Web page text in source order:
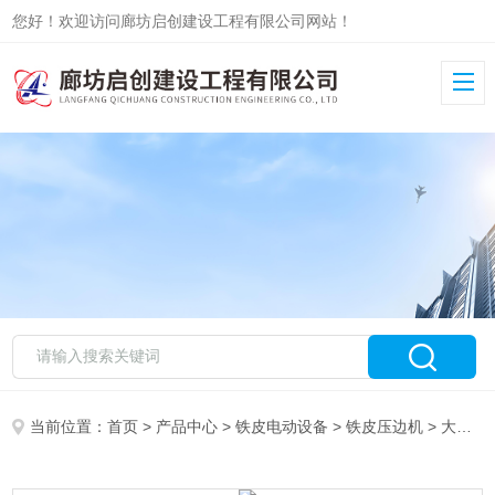
您好！欢迎访问廊坊启创建设工程有限公司网站！
当前位置：首页 > 产品中心 >铁皮电动设备 >铁皮压边机 > 大庆铁皮电动压边机销售价格